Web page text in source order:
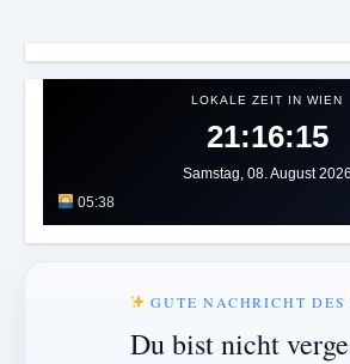
LOKALE ZEIT IN WIEN
21:16:19
Samstag, 08. August 2026
05:38
GUTE NACHRICHT DES
Du bist nicht